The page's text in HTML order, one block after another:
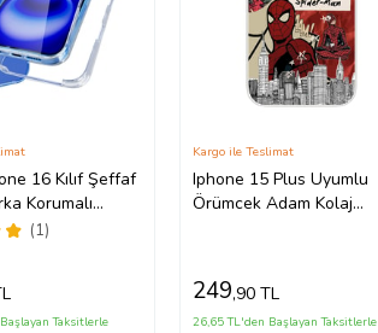
16 Kılıf Şeffaf
Korumalı
(1)
Taksitlerle
Iphone 15 Plus Uyumlu
Örümcek Adam Kolaj
Kargo ile Teslimat
249,90 TL
26,65 TL'den Başlayan Taksitlerle